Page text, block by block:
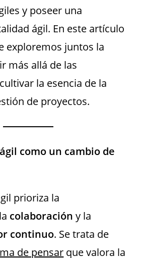
y poseer una
ágil. En este artículo
exploremos juntos la
más allá de las
la esencia de la
de proyectos.
como un cambio de
prioriza la
colaboración y la
continuo. Se trata de
de pensar que valora la